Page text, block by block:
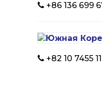
+86 136 699
+82 10 7455